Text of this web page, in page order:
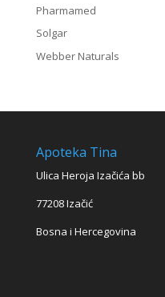
Pharmamed
Solgar
Webber Naturals
Apoteka Tina
Ulica Heroja Izačića bb
77208 Izačić
Bosna i Hercegovina